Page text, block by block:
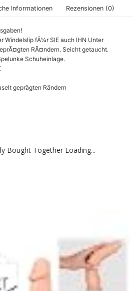
Informationen Rezensionen (0)
Windelslip fÃ¼r SIE auch IHN Unter
RÃ¤ndern. Seicht getaucht.
Schuheinlage.
geprägten Rändern
Bought Together Loading...